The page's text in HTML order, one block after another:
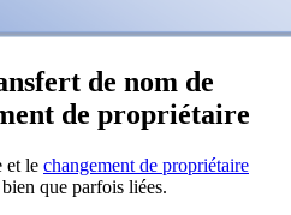
de nom de
de propriétaire
et le changement de propriétaire
que parfois liées.